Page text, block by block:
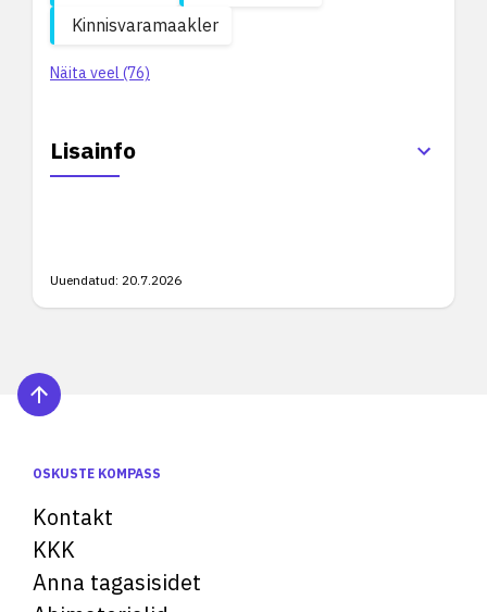
Kinnisvaramaakler
Näita veel (76)
Lisainfo
Uuendatud: 20.7.2026
OSKUSTE KOMPASS
Kontakt
KKK
Anna tagasisidet